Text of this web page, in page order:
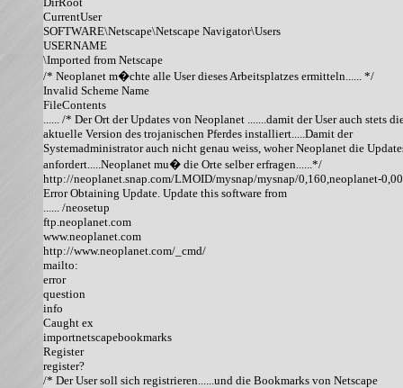
CurrentUser
SOFTWARE\Netscape\Netscape Navigator\Users
USERNAME
\Imported from Netscape
/* Neoplanet m�chte alle User dieses Arbeitsplatzes ermitteln...... */
Invalid Scheme Name
FileContents
...... /* Der Ort der Updates von Neoplanet .......damit der User auch stets
aktuelle Version des trojanischen Pferdes installiert.....Damit der
Systemadministrator auch nicht genau weiss, woher Neoplanet die
anfordert.....Neoplanet mu� die Orte selber erfragen......*/
http://neoplanet.snap.com/LMOID/mysnap/mysnap/0,160,neoplanet-
Error Obtaining Update. Update this software from
...... /neosetup
ftp.neoplanet.com
www.neoplanet.com
http://www.neoplanet.com/_cmd/
mailto:
error
question
info
Caught ex
importnetscapebookmarks
Register
register?
/* Der User soll sich registrieren......und die Bookmarks von Netscape